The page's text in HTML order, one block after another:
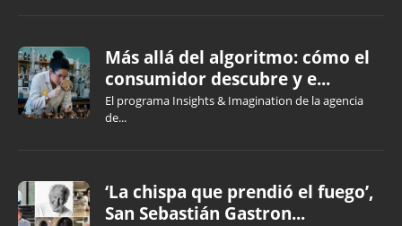
Más allá del algoritmo: cómo el
consumidor descubre y e...
El programa Insights & Imagination de la agencia
de...
‘La chispa que prendió el fuego’,
San Sebastián Gastron...